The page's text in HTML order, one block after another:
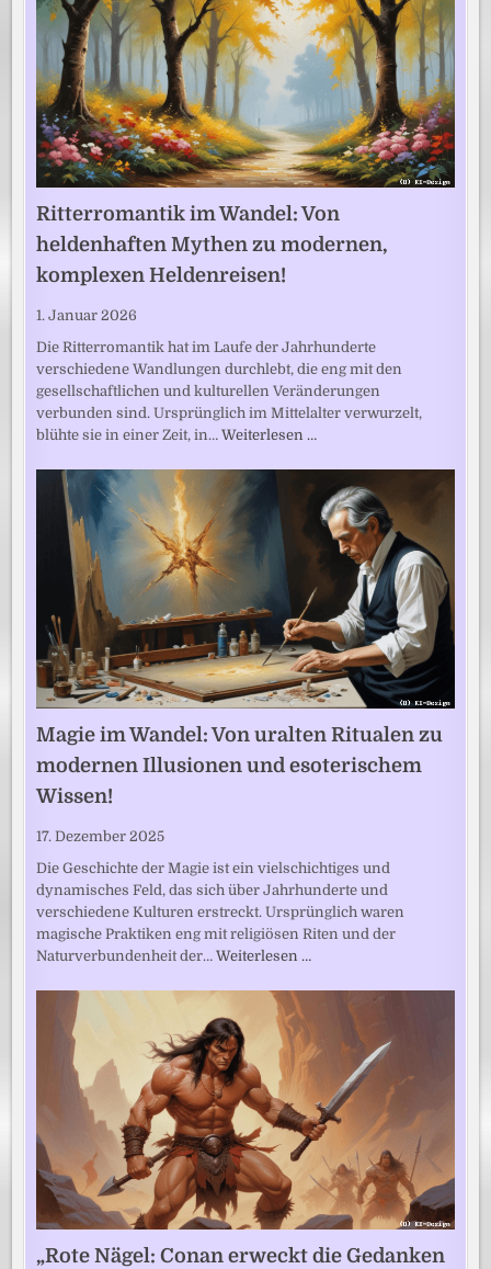
Ritterromantik im Wandel: Von
heldenhaften Mythen zu modernen,
komplexen Heldenreisen!
1. Januar 2026
Die Ritterromantik hat im Laufe der Jahrhunderte
verschiedene Wandlungen durchlebt, die eng mit den
gesellschaftlichen und kulturellen Veränderungen
verbunden sind. Ursprünglich im Mittelalter verwurzelt,
blühte sie in einer Zeit, in…Weiterlesen …
Magie im Wandel: Von uralten Ritualen zu
modernen Illusionen und esoterischem
Wissen!
17. Dezember 2025
Die Geschichte der Magie ist ein vielschichtiges und
dynamisches Feld, das sich über Jahrhunderte und
verschiedene Kulturen erstreckt. Ursprünglich waren
magische Praktiken eng mit religiösen Riten und der
Naturverbundenheit der…Weiterlesen …
„Rote Nägel: Conan erweckt die Gedanken